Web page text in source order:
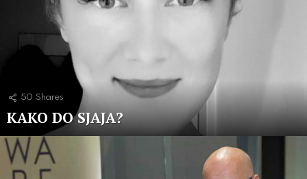
50 Shares
KAKO DO SJAJA?